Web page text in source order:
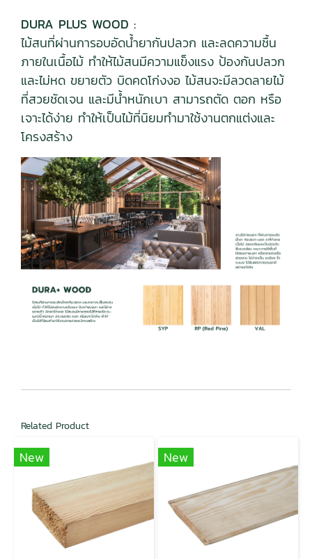
DURA PLUS WOOD :
ไม้สนที่ผ่านการอบอัดน้ำยากันปลวก และลดความชื้น
ภายในเนื้อไม้ ทำให้ไม้สนมีความแข็งแรง ป้องกันปลวก
และไม่หด ขยายตัว บิดคดโก่งงอ ไม้สนจะมีลวดลายไม้
ที่สวยชัดเจน และมีน้ำหนักเบา สามารถตัด ตอก หรือ
เจาะได้ง่าย ทำให้เป็นไม้ที่นิยมทำมาใช้งานตกแต่งและ
โครงสร้าง
Related Product
New New